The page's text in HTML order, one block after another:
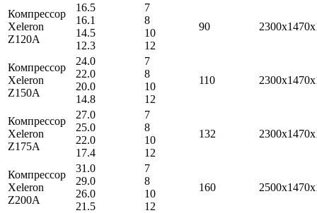
Компрессор
Xeleron
Z120A
16.5
16.1
14.5
12.3
7
8
10
12
90
Компрессор
Xeleron
Z150A
24.0
22.0
20.0
14.8
7
8
10
12
110
Компрессор
Xeleron
Z175A
27.0
25.0
22.0
17.4
7
8
10
12
132
Компрессор
Xeleron
Z200A
31.0
29.0
26.0
21.5
7
8
10
12
160